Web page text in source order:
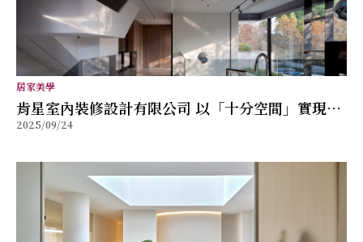
居家美學
肯星室內裝修設計有限公司 以「十分空間」實現以
人為本的設計新篇章
2025/09/24